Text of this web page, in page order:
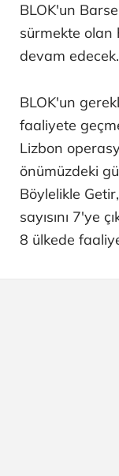
BLOK'un
sürmekte olan
devam edecek.
BLOK'un
faaliyete
Lizbon
önümüzdeki
Böylelikle
sayısını 7'ye
8 ülkede